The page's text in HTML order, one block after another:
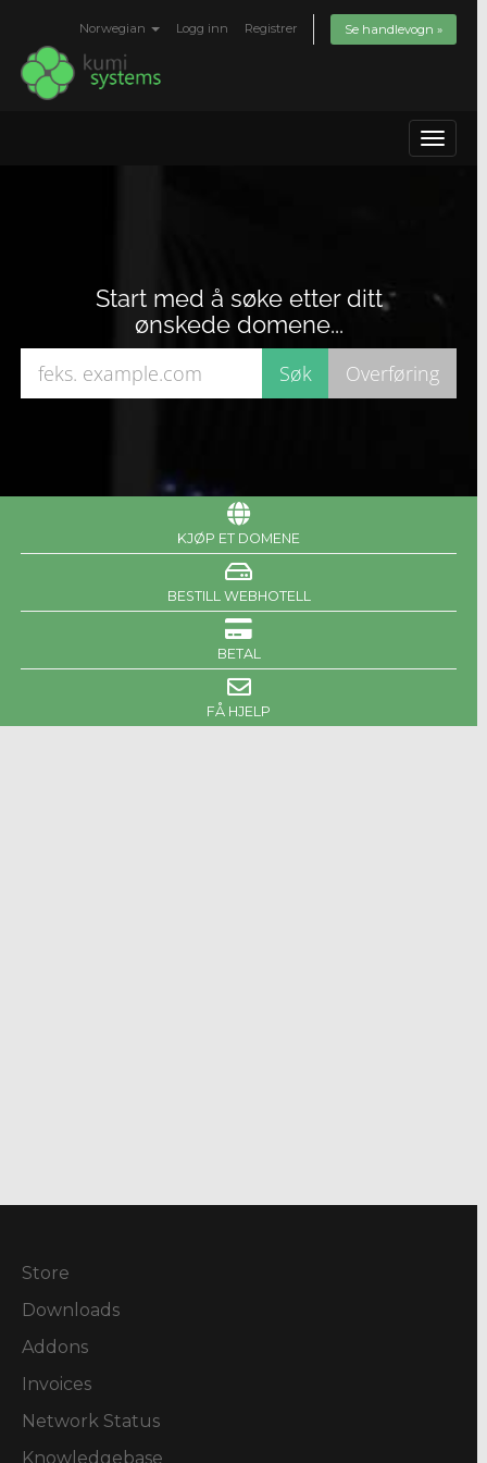
Norwegian Logg inn Registrer Se handlevogn »
Toggle
Start med å søke etter ditt
ønskede domene...
KJØP ET DOMENE
BESTILL WEBHOTELL
BETAL
FÅ HJELP
Store
Downloads
Addons
Invoices
Network Status
Knowledgebase